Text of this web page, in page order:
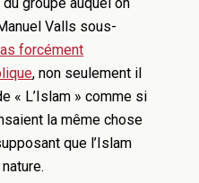
Valls sous-
forcément
, non seulement il
« L’Islam » comme si
la même chose
que l’Islam